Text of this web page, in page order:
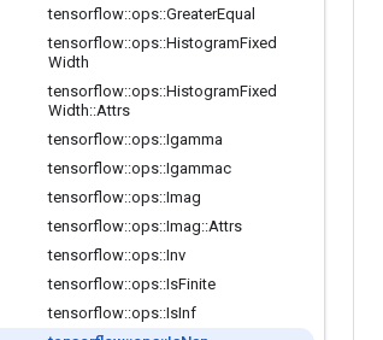
tensorflow::ops::GreaterEqual
tensorflow::ops::HistogramFixed
Width
tensorflow::ops::HistogramFixed
Width::Attrs
tensorflow::ops::Igamma
tensorflow::ops::Igammac
tensorflow::ops::Imag
tensorflow::ops::Imag::Attrs
tensorflow::ops::Inv
tensorflow::ops::IsFinite
tensorflow::ops::IsInf